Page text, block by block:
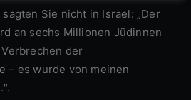
an sechs Millionen Jüdinnen
der
– es wurde von meinen